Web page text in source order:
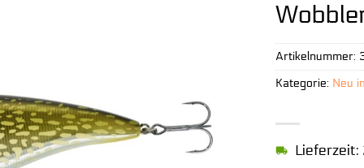
Artikelnummer:
Kategorie: Neu